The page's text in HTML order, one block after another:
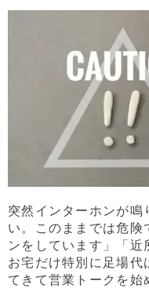
突然インターホンが鳴
い。このままでは危険
ンをしています」「近
お宅だけ特別に足場代
てきて営業トークを始